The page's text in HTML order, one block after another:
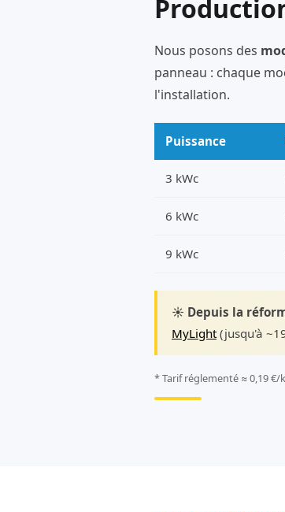
Nous posons des
panneau : chaque
l'installation.
Puissance
3 kWc
6 kWc
9 kWc
☀️ Depuis la
MyLight(jusqu'à
* Tarif réglementé ≈ 0,19